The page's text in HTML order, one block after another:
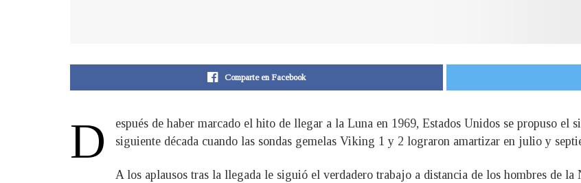
Comparte en Facebook
D
espués de haber marcado el hito de llegar a la Luna en 1969, Estados Unidos se propuso
siguiente década cuando las sondas gemelas Viking 1 y 2 lograron amartizar en julio y
A los aplausos tras la llegada le siguió el verdadero trabajo a distancia de los hombres de